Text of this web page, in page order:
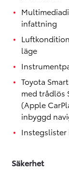
infattning
läge
Toyota
med trådlös
(Apple
inbyggd
Instegslister
Säkerhet